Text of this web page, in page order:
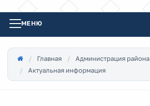
МЕНЮ
Главная
Администрация района
Актуальная информация